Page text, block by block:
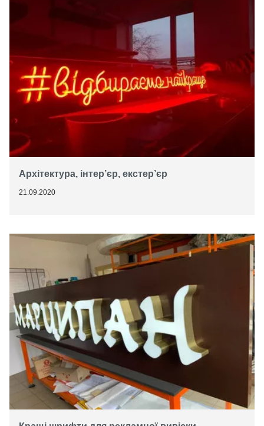
Архітектура, інтер’єр, екстер’єр
21.09.2020